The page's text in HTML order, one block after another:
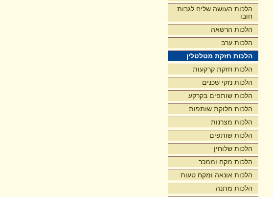
הלכות העושה שליח לגבות
חובו
הלכות הרשאה
הלכות ערב
הלכות חזקת מטלטלין
הלכות חזקת קרקעות
הלכות נזקי שכנים
הלכות שותפים בקרקע
הלכות חלוקת שותפות
הלכות מצרנות
הלכות שותפים
הלכות שלוחין
הלכות מקח וממכר
הלכות אונאה ומקח טעות
הלכות מתנה